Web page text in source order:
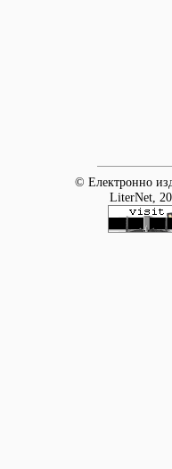
© Електронно
LiterNet,